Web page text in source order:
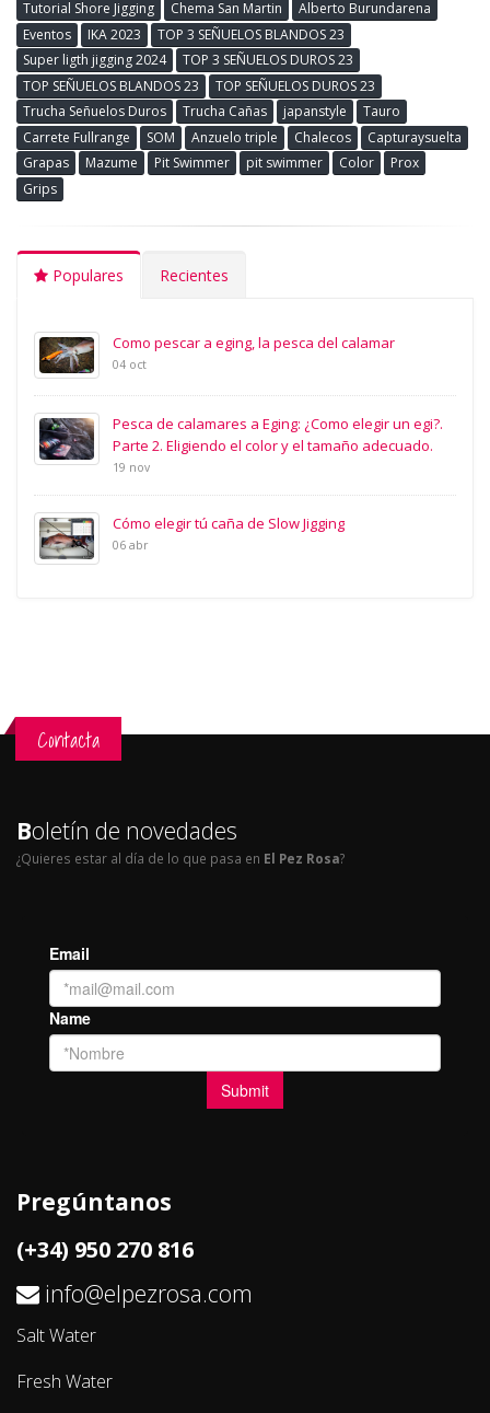
Tutorial Shore Jigging
Chema San Martin
Alberto Burundarena
Eventos
IKA 2023
TOP 3 SEÑUELOS BLANDOS 23
Super ligth jigging 2024
TOP 3 SEÑUELOS DUROS 23
TOP SEÑUELOS BLANDOS 23
TOP SEÑUELOS DUROS 23
Trucha Señuelos Duros
Trucha Cañas japanstyle
Tauro
Carrete Fullrange
SOM Anzuelo triple Chalecos
Capturaysuelta
Grapas
Mazume Pit Swimmer pit swimmer Color
Prox
Grips
Populares Recientes
Como pescar a eging, la pesca del calamar
04 oct
Pesca de calamares a Eging: ¿Como elegir un egi?.
Parte 2. Eligiendo el color y el tamaño adecuado.
19 nov
Cómo elegir tú caña de Slow Jigging
06 abr
Contacta
Boletín de novedades
¿Quieres estar al día de lo que pasa en El Pez Rosa?
Pregúntanos
(+34) 950 270 816
info@elpezrosa.com
Salt Water
Fresh Water